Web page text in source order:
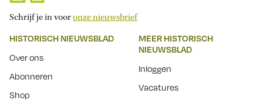
Schrijf je in vooronze nieuwsbrief
HISTORISCH NIEUWSBLAD
Over ons
Abonneren
Shop
MEER HISTORISCH
NIEUWSBLAD
Inloggen
Vacatures